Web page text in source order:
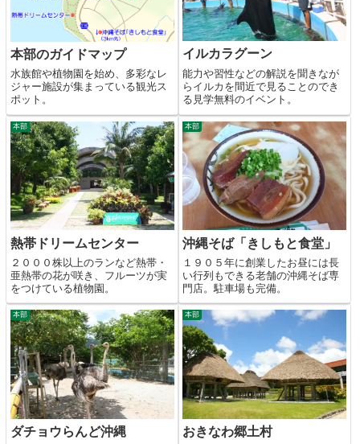
本部のガイドマップ
水族館や植物園を始め、多彩なレ
ジャー施設が集まっている観光ス
ポット。
イルカラグーン
能力や習性などの解説を聞きなが
らイルカを間近で見ることのでき
る見学無料のイベント。
本部
熱帯ドリームセンター
２０００株以上のランなど熱帯・
亜熱帯の花が咲き、フルーツが実
をつけている植物園。
本部
沖縄そば「きしもと食堂」
１９０５年に創業したお昼には長
い行列もできる老舗の沖縄そば専
門店。駐車場も完備。
本部
ダチョウらんど沖縄
本部
おきなわ郷土村